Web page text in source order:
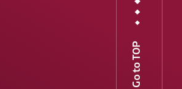
Go to TOP